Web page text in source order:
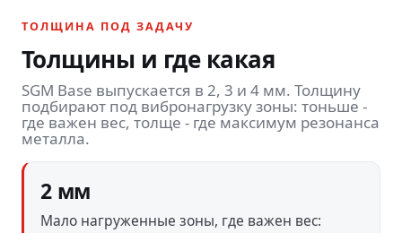
ТОЛЩИНА ПОД ЗАДАЧУ
Толщины и где какая
SGM Base выпускается в 2, 3 и 4 мм. Толщину
подбирают под вибронагрузку зоны: тоньше -
где важен вес, толще - где максимум резонанса
металла.
2 мм
Мало нагруженные зоны, где важен вес: